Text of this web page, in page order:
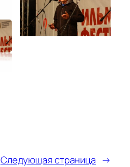
Следующая страница →